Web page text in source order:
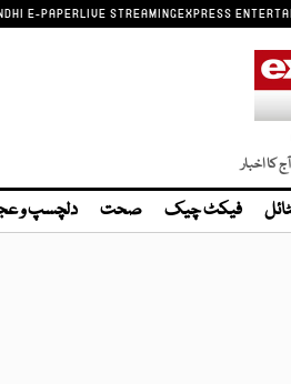
E-PAPERLIVE STREAMINGEXPRESS
کا اخبار
فیکٹ چیک صحت دلچسپ و